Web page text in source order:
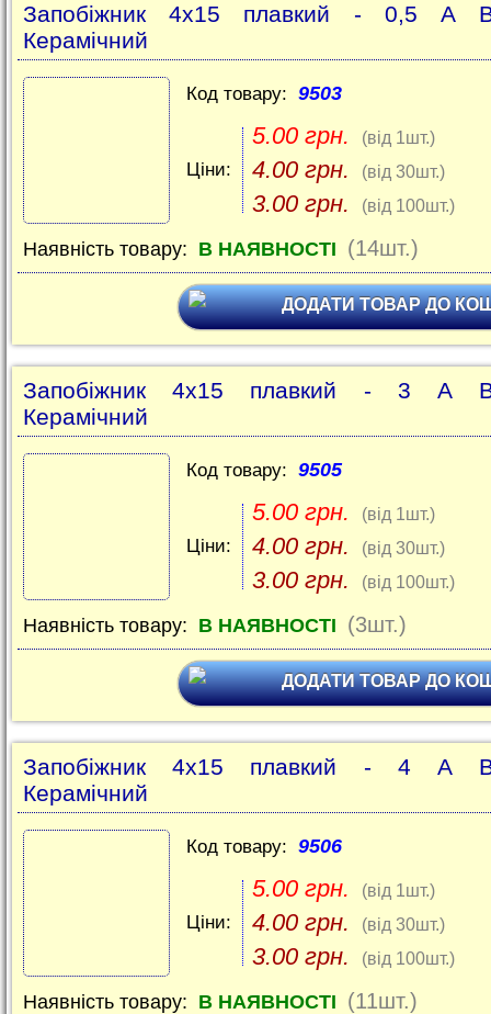
Запобіжник 4x15 плавкий - 0,5 A
Керамічний
Код товару: 9503
Ціни:
5.00 грн. (від 1шт.)
4.00 грн. (від 30шт.)
3.00 грн. (від 100шт.)
Наявність товару: В НАЯВНОСТІ (14шт.)
ДОДАТИ ТОВАР ДО
Запобіжник 4x15 плавкий - 3 A
Керамічний
Код товару: 9505
Ціни:
5.00 грн. (від 1шт.)
4.00 грн. (від 30шт.)
3.00 грн. (від 100шт.)
Наявність товару: В НАЯВНОСТІ (3шт.)
ДОДАТИ ТОВАР ДО
Запобіжник 4x15 плавкий - 4 A
Керамічний
Код товару: 9506
Ціни:
5.00 грн. (від 1шт.)
4.00 грн. (від 30шт.)
3.00 грн. (від 100шт.)
Наявність товару: В НАЯВНОСТІ (11шт.)